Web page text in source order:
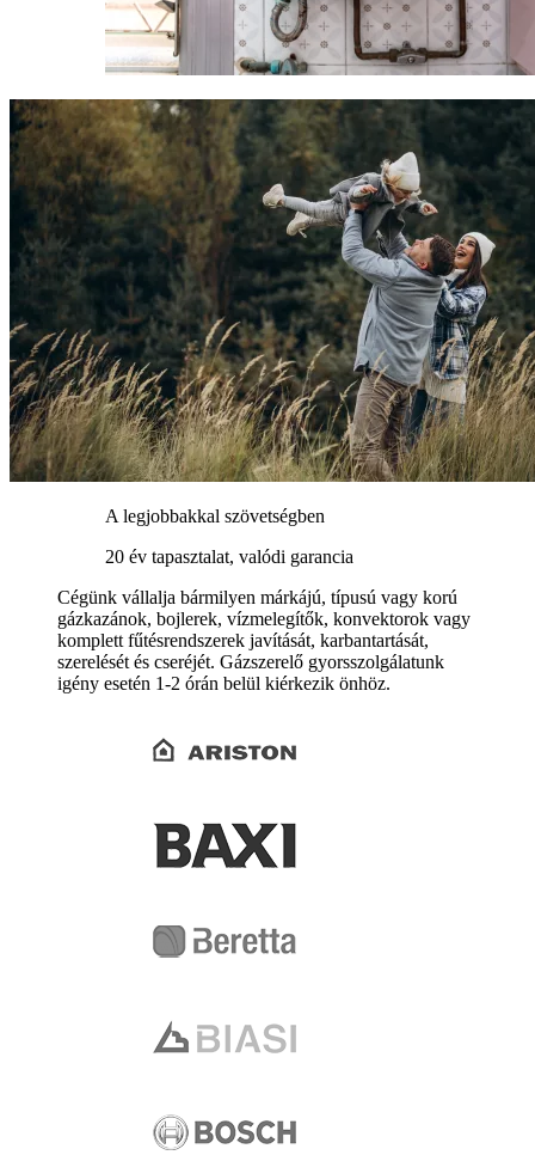
A legjobbakkal szövetségben
20 év tapasztalat, valódi garancia
Cégünk vállalja bármilyen márkájú, típusú vagy korú
gázkazánok, bojlerek, vízmelegítők, konvektorok vagy
komplett fűtésrendszerek javítását, karbantartását,
szerelését és cseréjét. Gázszerelő gyorsszolgálatunk
igény esetén 1-2 órán belül kiérkezik önhöz.